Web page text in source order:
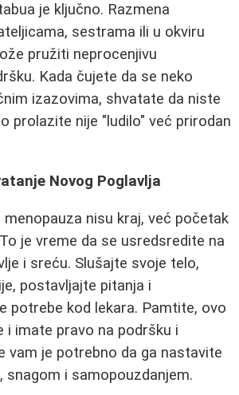
je ključno. Razmena
sestrama ili u okviru
pružiti neprocenjivu
Kada čujete da se neko
izazovima, shvatate da niste
prolazite nije "ludilo" već prirodan
Novog Poglavlja
menopauza nisu kraj, već početak
je vreme da se usredsredite na
i sreću. Slušajte svoje telo,
postavljajte pitanja i
potrebe kod lekara. Pamtite, ovo
i imate pravo na podršku i
vam je potrebno da ga nastavite
snagom i samopouzdanjem.